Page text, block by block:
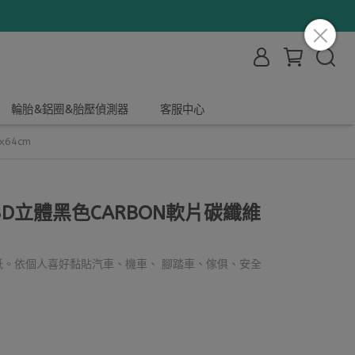
輪胎&鋁圈&胎壓偵測器 客服中心
立體黑色CARBON軟片碳纖維
依個人喜好黏貼汽車、機車、 腳踏車、傢俱、安全